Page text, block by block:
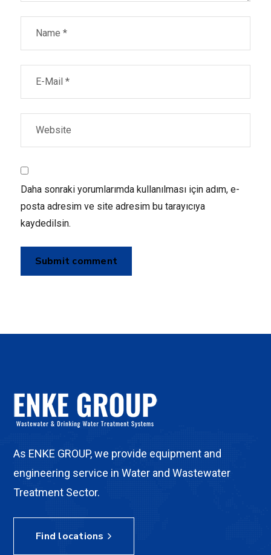
Daha sonraki yorumlarımda kullanılması için adım, e-
posta adresim ve site adresim bu tarayıcıya
kaydedilsin.
As ENKE GROUP, we provide equipment and
engineering service in Water and Wastewater
Treatment Sector.
Find locations